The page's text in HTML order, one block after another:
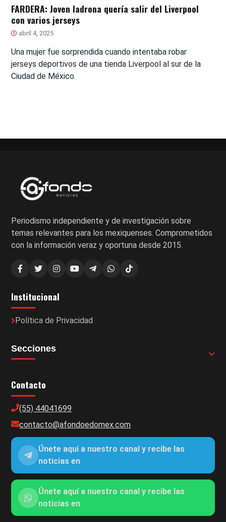
FARDERA: Joven ladrona quería salir del Liverpool
con varios jerseys
abril 4, 2025
Una mujer fue sorprendida cuando intentaba robar
jerseys deportivos de una tienda Liverpool al sur de la
Ciudad de México.
Periodismo independiente y de investigación sobre
temas relevantes para los mexiquenses. Comprometidos
con la información veraz y oportuna desde 2015.
Institucional
Política de Privacidad
Secciones
Contacto
(55) 44041699
contacto@afondoedomex.com
Únete aquí a nuestro canal y recibe las
noticias en
Únete aquí a nuestro canal y recibe las
noticias en